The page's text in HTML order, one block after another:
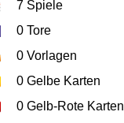
7 Spiele
0 Tore
0 Vorlagen
0 Gelbe Karten
0 Gelb-Rote Karten